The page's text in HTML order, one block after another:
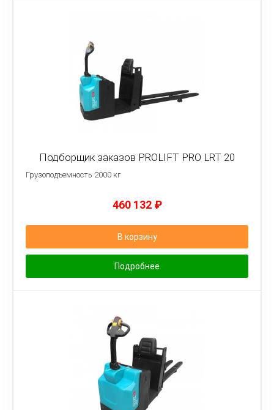
Подборщик заказов PROLIFT PRO LRT 20
Грузоподъемность 2000 кг
460 132 ₽
В корзину
Подробнее